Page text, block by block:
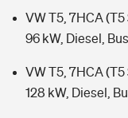
Sie haben Fragen?
Zur Übersicht
VW T5, 7HCA
96 kW, Diesel,
VW T5, 7HCA
128 kW, Diesel,